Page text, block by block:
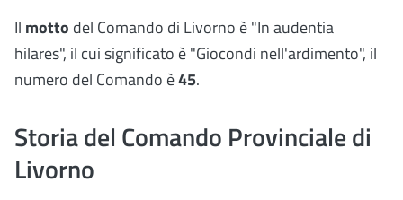
Il motto del Comando di Livorno è"In audentia
hilares", il cui significato è "Giocondi nell'ardimento", il
numero del Comando è45.
Storia del Comando Provinciale di
Livorno